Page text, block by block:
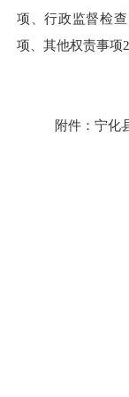
项、行政监督检查
项、 其他权责事项
附件：宁化